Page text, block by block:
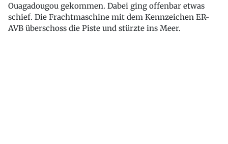
Ouagadougou gekommen. Dabei ging offenbar etwas
schief. Die Frachtmaschine mit dem Kennzeichen ER-
AVB überschoss die Piste und stürzte ins Meer.